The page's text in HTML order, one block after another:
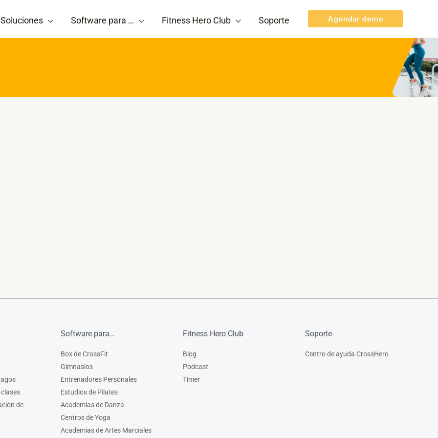
Soluciones Software para … Fitness Hero Club Soporte Agendar demo
de
Software para…
Box de CrossFit
Gimnasios
Entrenadores Personales
Estudios de Pilates
Academias de Danza
Centros de Yoga
Academias de Artes Marciales
Fitness Hero Club
Blog
Podcast
Timer
Soporte
Centro de ayuda CrossHero